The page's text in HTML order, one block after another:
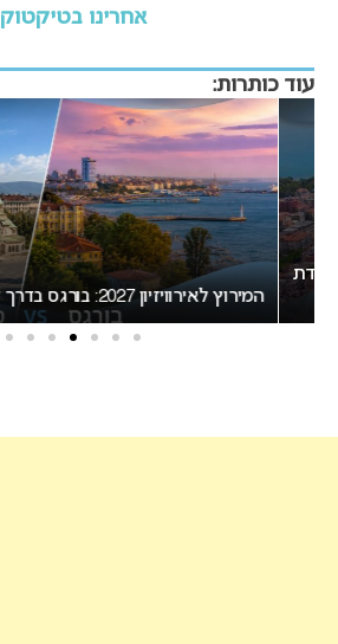
אחרינו בטיקטוק
עוד כותרות:
המירוץ לאירוויזיון 2027: בורגס בדרך לחטוף לסופיה את האירוח